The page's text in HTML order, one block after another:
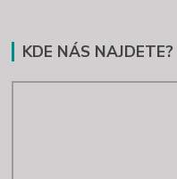
KDE NÁS NAJDETE?